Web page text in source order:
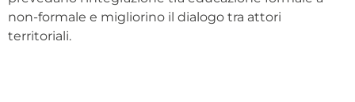
non-formale e migliorino il dialogo tra attori
territoriali.